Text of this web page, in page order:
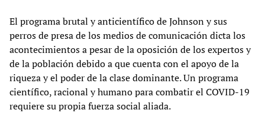
El programa brutal y anticientífico de Johnson y sus
perros de presa de los medios de comunicación dicta los
acontecimientos a pesar de la oposición de los expertos y
de la población debido a que cuenta con el apoyo de la
riqueza y el poder de la clase dominante. Un programa
científico, racional y humano para combatir el COVID-19
requiere su propia fuerza social aliada.